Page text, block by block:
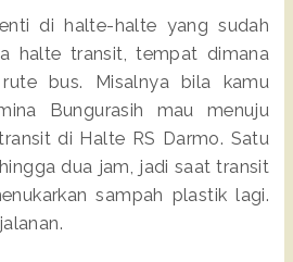
di halte-halte yang sudah
halte transit, tempat dimana
bus. Misalnya bila kamu
Bungurasih mau menuju
di Halte RS Darmo. Satu
dua jam, jadi saat transit
sampah plastik lagi.